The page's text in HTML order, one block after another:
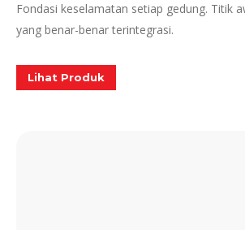
Fondasi keselamatan setiap gedung. Titik
yang benar-benar terintegrasi.
Lihat Produk